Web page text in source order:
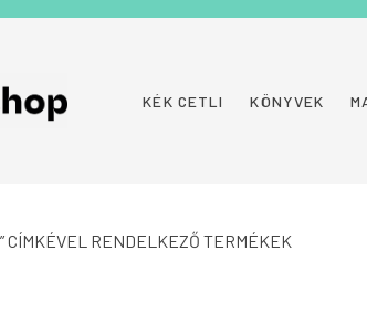
KÉK CETLI KÖNYVEK
CÍMKÉVEL RENDELKEZŐ TERMÉKEK